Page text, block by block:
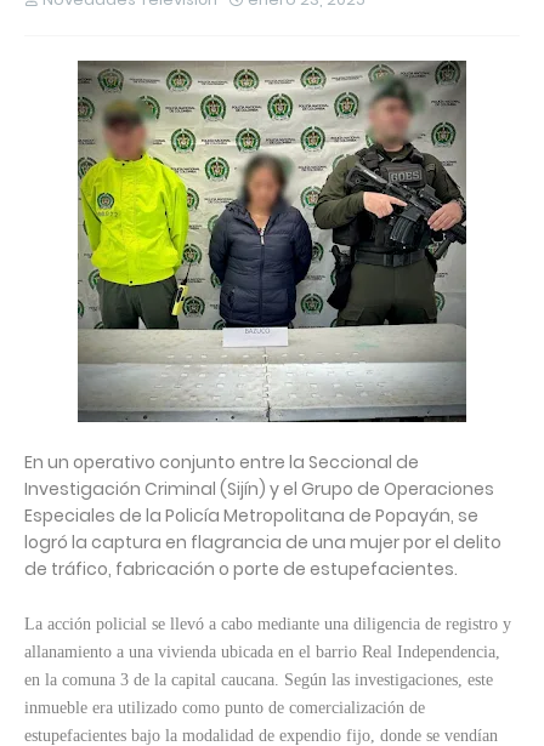
En un operativo conjunto entre la Seccional de
Investigación Criminal (Sijín) y el Grupo de Operaciones
Especiales de la Policía Metropolitana de Popayán, se
logró la captura en flagrancia de una mujer por el delito
de tráfico, fabricación o porte de estupefacientes.
La acción policial se llevó a cabo mediante una diligencia de registro y
allanamiento a una vivienda ubicada en el barrio Real Independencia,
en la comuna 3 de la capital caucana. Según las investigaciones, este
inmueble era utilizado como punto de comercialización de
estupefacientes bajo la modalidad de expendio fijo, donde se vendían